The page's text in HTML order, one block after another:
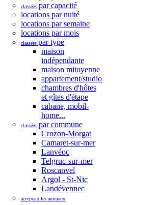
classées par capacité
locations par nuité
locations par semaine
locations par mois
classées par type
maison
indépendante
maison mitoyenne
appartement/studio
chambres d'hôtes
et gîtes d'étape
cabane, mobil-
home...
classées par commune
Crozon-Morgat
Camaret-sur-mer
Lanvéoc
Telgruc-sur-mer
Roscanvel
Argol - St-Nic
Landévennec
acceptant les animaux